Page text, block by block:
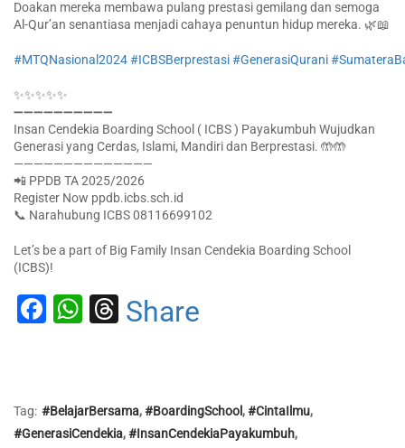
Doakan mereka membawa pulang prestasi gemilang dan semoga
Al-Qur’an senantiasa menjadi cahaya penuntun hidup mereka. 🌿📖
#MTQNasional2024#ICBSBerprestasi#GenerasiQurani
✨✨✨✨✨
➖➖➖➖➖➖➖➖➖➖
Insan Cendekia Boarding School ( ICBS ) Payakumbuh Wujudkan
Generasi yang Cerdas, Islami, Mandiri dan Berprestasi. 🤲🤲
——————————————
📲 PPDB TA 2025/2026
Register Now ppdb.icbs.sch.id
📞 Narahubung ICBS 08116699102
Let’s be a part of Big Family Insan Cendekia Boarding School
(ICBS)!
Facebook
WhatsApp
Threads
Share
Tag: #BelajarBersama,#BoardingSchool ,#CintaIlmu,
#GenerasiCendekia,#InsanCendekiaPayakumbuh,